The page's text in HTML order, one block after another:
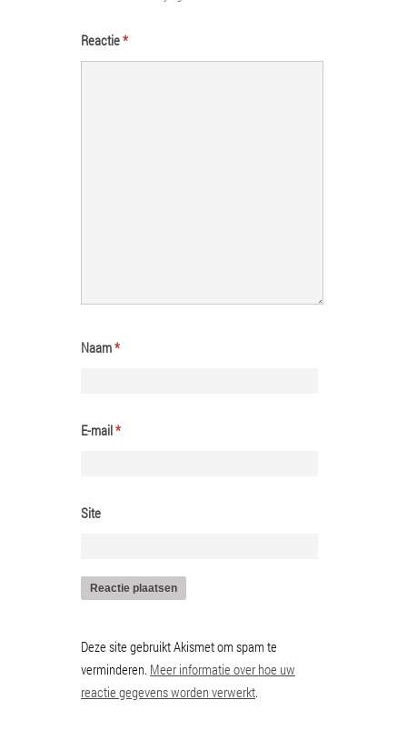
Reactie*
Naam*
E-mail*
Site
Deze site gebruikt Akismet om spam te
verminderen. Meer informatie over hoe uw
reactie gegevens worden verwerkt.